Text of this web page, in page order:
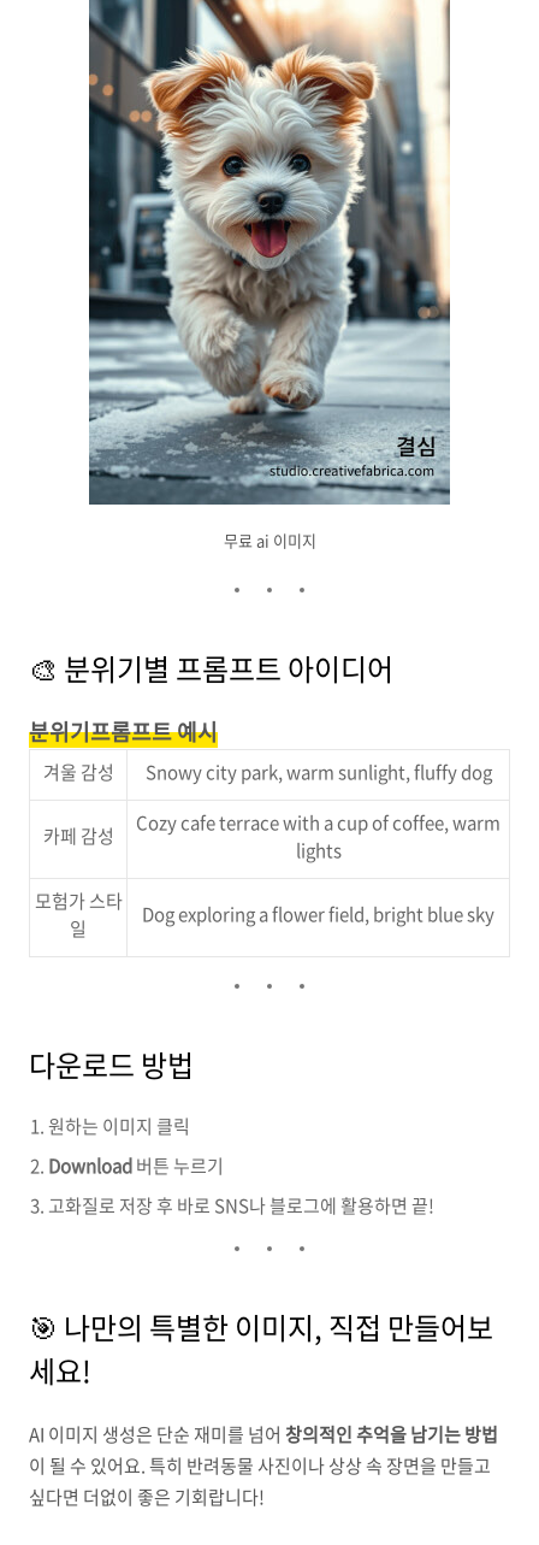
무료 ai 이미지
🎨 분위기별 프롬프트 아이디어
분위기프롬프트 예시
겨울 감성 Snowy city park, warm sunlight, fluffy dog
카페 감성
Cozy cafe terrace with a cup of coffee, warm
lights
모험가 스타
일
Dog exploring a flower field, bright blue sky
다운로드 방법
원하는 이미지 클릭
Download버튼 누르기
고화질로 저장 후 바로 SNS나 블로그에 활용하면 끝!
🎯 나만의 특별한 이미지, 직접 만들어보
세요!
AI 이미지 생성은 단순 재미를 넘어 창의적인 추억을 남기는 방법
이 될 수 있어요. 특히 반려동물 사진이나 상상 속 장면을 만들고
싶다면 더없이 좋은 기회랍니다!